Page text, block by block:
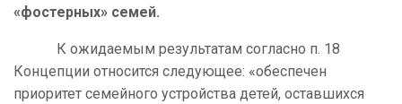
«фостерных» семей.
К ожидаемым результатам согласно п. 18
Концепции относится следующее: «обеспечен
приоритет семейного устройства детей, оставшихся